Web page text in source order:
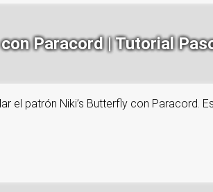
Paracord | Tutorial
el patrón Niki’s Butterfly con Paracord.